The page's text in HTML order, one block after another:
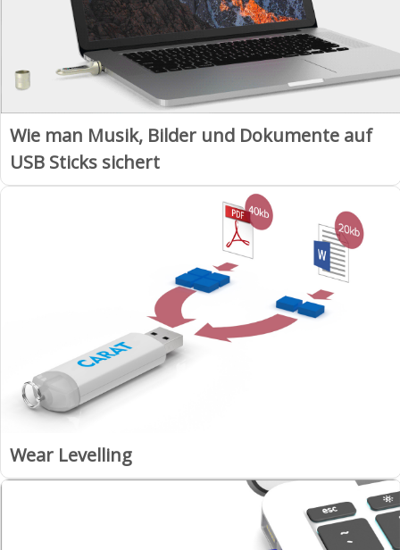
Wie man Musik, Bilder und Dokumente auf
USB Sticks sichert
Wear Levelling